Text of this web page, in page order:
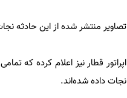
تصاویر منتشر شده از این حادثه
نجات داده شده‌اند.